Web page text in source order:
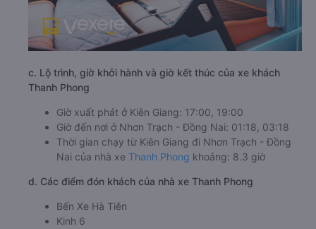
c. Lộ trình, giờ khởi hành và giờ kết thúc của xe khách
Thanh Phong
Giờ xuất phát ở Kiên Giang: 17:00, 19:00
Giờ đến nơi ở Nhơn Trạch - Đồng Nai: 01:18, 03:18
Thời gian chạy từ Kiên Giang đi Nhơn Trạch - Đồng
Nai của nhà xe Thanh Phong khoảng: 8.3 giờ
d. Các điểm đón khách của nhà xe Thanh Phong
Bến Xe Hà Tiên
Kinh 6